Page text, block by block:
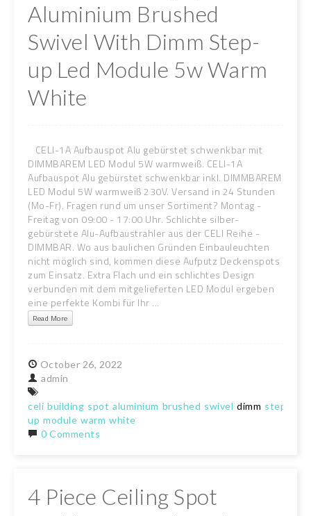
Aluminium Brushed
Swivel With Dimm Step-
up Led Module 5w Warm
White
CELI-1A Aufbauspot Alu gebürstet schwenkbar mit
DIMMBAREM LED Modul 5W warmweiß. CELI-1A
Aufbauspot Alu gebürstet schwenkbar inkl. DIMMBAREM
LED Modul 5W warmweiß 230V. Versand in 24 Stunden
(Mo-Fr). Fragen rund um unser Sortiment? Montag -
Freitag von 09:00 - 17:00 Uhr. Schlichte silber-
gebürstete Alu-Aufbaustrahler aus der CELI Reihe -
DIMMBAR. Wo aus baulichen Gründen Einbauleuchten
nicht möglich sind, kommen diese Aufputz Deckenspots
zum Einsatz. Extra Flach und ein schlichtes Design
verbunden mit dem mitgelieferten LED Modul ergeben
eine perfekte Kombi für Ihr ...
Read More
October 26, 2022
admin
celi building spot aluminium brushed swivel dimm step-
up module warm white
0 Comments
4 Piece Ceiling Spot